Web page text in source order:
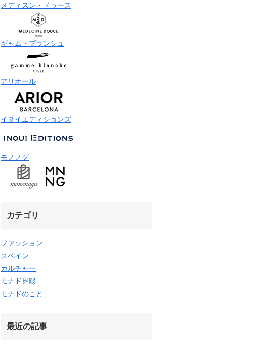
メディスン・ドゥース
ギャム・ブランシュ
アリオール
イヌイエディションズ
モノノグ
カテゴリ
ファッション
スペイン
カルチャー
モナド界隈
モナドのこと
最近の記事